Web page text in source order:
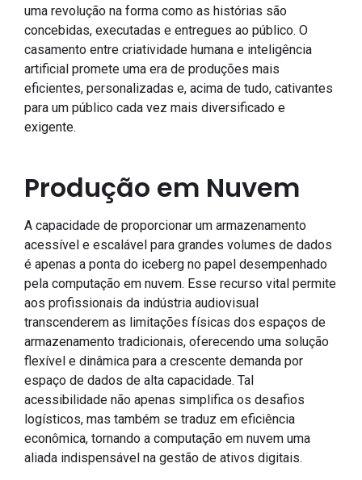
uma revolução na forma como as histórias são
concebidas, executadas e entregues ao público. O
casamento entre criatividade humana e inteligência
artificial promete uma era de produções mais
eficientes, personalizadas e, acima de tudo, cativantes
para um público cada vez mais diversificado e
exigente.
Produção em Nuvem
A capacidade de proporcionar um armazenamento
acessível e escalável para grandes volumes de dados
é apenas a ponta do iceberg no papel desempenhado
pela computação em nuvem. Esse recurso vital permite
aos profissionais da indústria audiovisual
transcenderem as limitações físicas dos espaços de
armazenamento tradicionais, oferecendo uma solução
flexível e dinâmica para a crescente demanda por
espaço de dados de alta capacidade. Tal
acessibilidade não apenas simplifica os desafios
logísticos, mas também se traduz em eficiência
econômica, tornando a computação em nuvem uma
aliada indispensável na gestão de ativos digitais.